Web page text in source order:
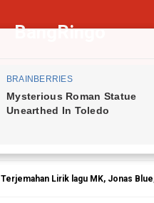
BangRingo
Terjemahan Lirik lagu MK, Jonas Blue, Becky